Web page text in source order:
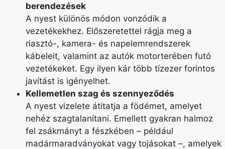
berendezések
A nyest különös módon vonzódik a
vezetékekhez. Előszeretettel rágja meg a
riasztó-, kamera- és napelemrendszerek
kábeleit, valamint az autók motorterében futó
vezetékeket. Egy ilyen kár több tízezer forintos
javítást is igényelhet.
Kellemetlen szag és szennyeződés
A nyest vizelete átitatja a födémet, amelyet
nehéz szagtalanítani. Emellett gyakran halmoz
fel zsákmányt a fészkében – például
madármaradványokat vagy tojásokat –, amelyek